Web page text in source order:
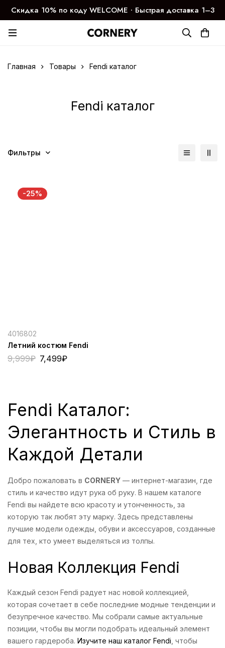
Скидка 10% по коду WELCOME ∙ Быстрая доставка 1–3
дня
Главная Товары Fendi каталог
Fendi каталог
Фильтры
-25%
4016802
Летний костюм Fendi
9,999₽ 7,499₽
Fendi Каталог:
Элегантность и Стиль в
Каждой Детали
Добро пожаловать в CORNERY — интернет-магазин, где
стиль и качество идут рука об руку. В нашем каталоге
Fendi вы найдете всю красоту и утонченность, за
которую так любят эту марку. Здесь представлены
лучшие модели одежды, обуви и аксессуаров, созданные
для тех, кто умеет выделяться из толпы.
Новая Коллекция Fendi
Каждый сезон Fendi радует нас новой коллекцией,
которая сочетает в себе последние модные тенденции и
безупречное качество. Мы собрали самые актуальные
позиции, чтобы вы могли подобрать идеальный элемент
вашего гардероба. Изучите наш каталог Fendi , чтобы